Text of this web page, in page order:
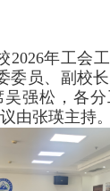
2026年工会
委员、副校
吴强松，各
由张瑛主持。